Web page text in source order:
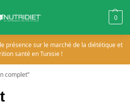
0
présence sur le marché de la diététique et
santé en Tunisie !
complet”